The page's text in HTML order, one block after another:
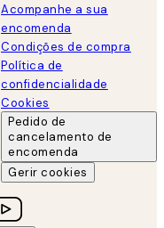
Acompanhe a sua
encomenda
Condições de compra
Política de
confidencialidade
Cookies
Pedido de
cancelamento de
encomenda
Gerir cookies